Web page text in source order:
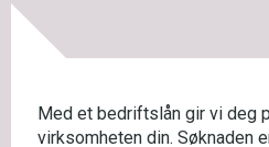
Med et bedriftslån gir vi deg
virksomheten din. Søknaden